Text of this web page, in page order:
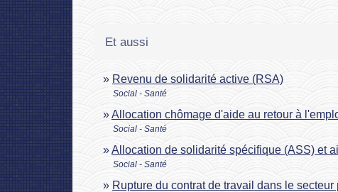
Et aussi
Revenu de solidarité active (RSA)
Social - Santé
Allocation chômage d'aide au retour à
Social - Santé
Allocation de solidarité spécifique (ASS) et
Social - Santé
Rupture du contrat de travail dans le secteur